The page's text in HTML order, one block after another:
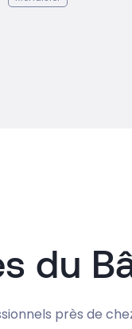
du
près de